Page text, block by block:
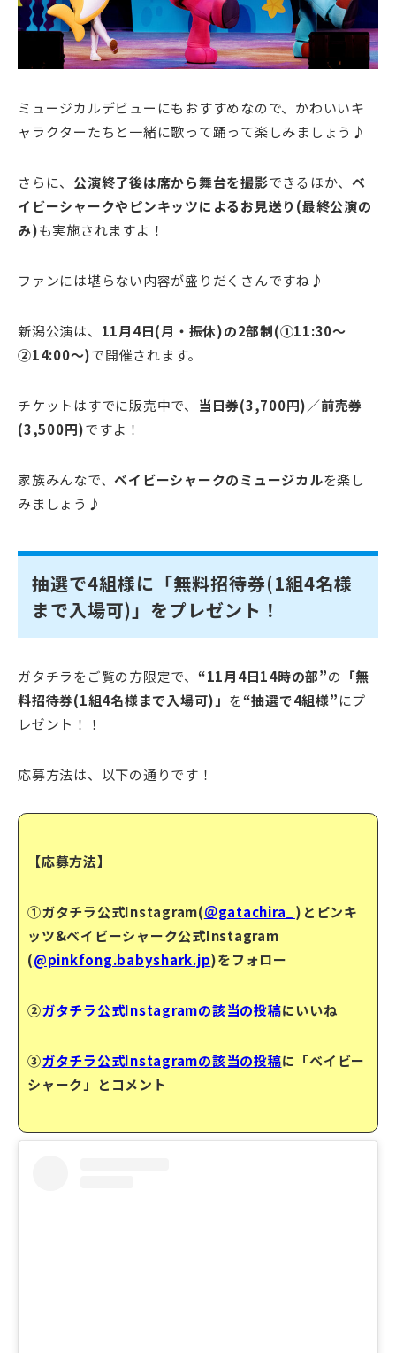
ミュージカルデビューにもおすすめなので、かわいいキ
ャラクターたちと一緒に歌って踊って楽しみましょう♪
さらに、 公演終了後は席から舞台を撮影できるほか、 ベ
イビーシャークやピンキッツによるお見送り(最終公演の
み)も実施されますよ！
ファンには堪らない内容が盛りだくさんですね♪
新潟公演は、 11月4日(月・振休)の2部制(①11:30～
②14:00～)で開催されます。
チケットはすでに販売中で、 当日券(3,700円)／前売券
(3,500円)ですよ！
家族みんなで、ベイビーシャークのミュージカルを楽し
みましょう♪
抽選で4組様に「無料招待券(1組4名様
まで入場可)」をプレゼント！
ガタチラをご覧の方限定で、 “11月4日14時の部”の 「無
料招待券(1組4名様まで入場可)」 を“抽選で4組様”にプ
レゼント！！
応募方法は、以下の通りです！
【応募方法】
①ガタチラ公式Instagram(＠gatachira_ )とピンキ
ッツ&ベイビーシャーク公式Instagram
(@pinkfong.babyshark.jp)をフォロー
②ガタチラ公式Instagramの該当の投稿にいいね
③ガタチラ公式Instagramの該当の投稿に「ベイビー
シャーク」とコメント